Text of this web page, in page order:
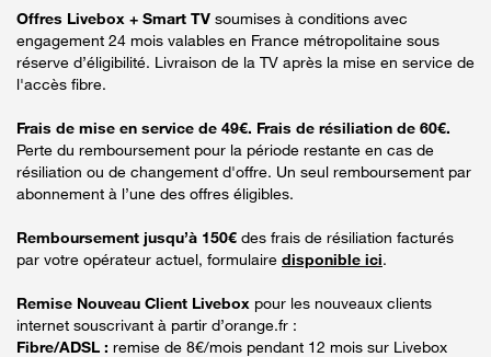
Offres Livebox + Smart TV soumises à conditions avec
engagement 24 mois valables en France métropolitaine sous
réserve d’éligibilité. Livraison de la TV après la mise en service de
l'accès fibre.
Frais de mise en service de 49€. Frais de résiliation de 60€.
Perte du remboursement pour la période restante en cas de
résiliation ou de changement d'offre. Un seul remboursement par
abonnement à l’une des offres éligibles.
Remboursement jusqu’à 150€ des frais de résiliation facturés
par votre opérateur actuel, formulaire disponible ici.
Remise Nouveau Client Livebox pour les nouveaux clients
internet souscrivant à partir d’orange.fr :
Fibre/ADSL : remise de 8€/mois pendant 12 mois sur Livebox